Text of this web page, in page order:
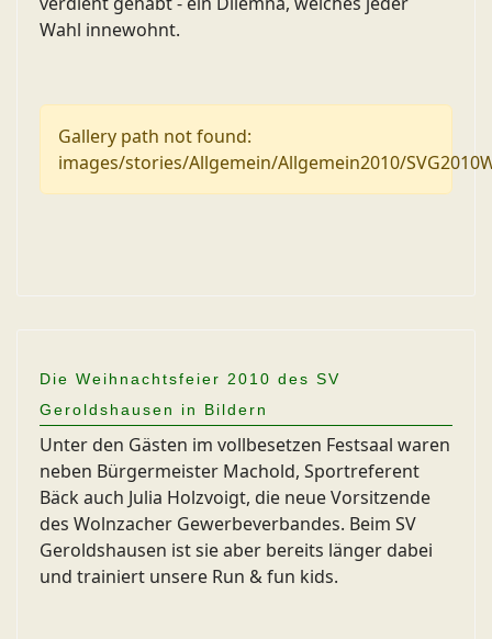
Wahl innewohnt.
Gallery path not found:
images/stories/Allgemein/Allgemein2010/
Die Weihnachtsfeier 2010 des SV
Geroldshausen in Bildern
Unter den Gästen im vollbesetzen Festsaal waren
neben Bürgermeister Machold, Sportreferent
Bäck auch Julia Holzvoigt, die neue Vorsitzende
des Wolnzacher Gewerbeverbandes. Beim SV
Geroldshausen ist sie aber bereits länger dabei
und trainiert unsere Run & fun kids.